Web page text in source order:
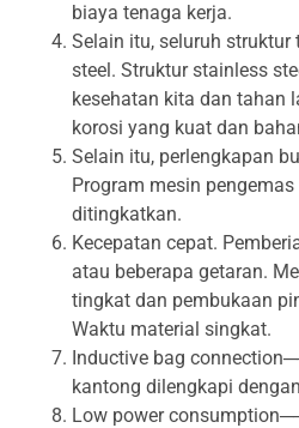
biaya tenaga kerja.
Selain itu, seluruh
steel. Struktur stainless
kesehatan kita dan tahan
korosi yang kuat dan
Selain itu, perlengkapan
Program mesin
ditingkatkan.
Kecepatan cepat.
atau beberapa getaran.
tingkat dan pembukaan
Waktu material singkat.
Inductive bag
kantong dilengkapi
Low power